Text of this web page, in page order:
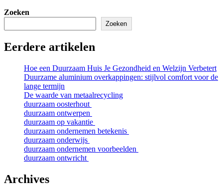
Zoeken
Zoeken
Eerdere artikelen
Hoe een Duurzaam Huis Je Gezondheid en Welzijn Verbetert
Duurzame aluminium overkappingen: stijlvol comfort voor de
lange termijn
De waarde van metaalrecycling
duurzaam oosterhout
duurzaam ontwerpen
duurzaam op vakantie
duurzaam ondernemen betekenis
duurzaam onderwijs
duurzaam ondernemen voorbeelden
duurzaam ontwricht
Archives